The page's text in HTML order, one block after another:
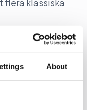
About
flera klassiska
veto